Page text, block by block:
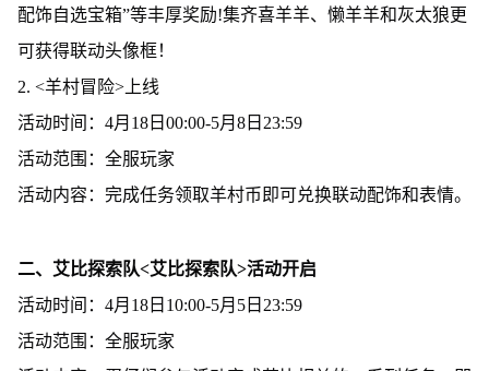
配饰自选宝箱”等丰厚奖励!集齐喜羊羊、懒羊羊和灰太狼更
可获得联动头像框！
2. <羊村冒险>上线
活动时间：4月18日00:00-5月8日23:59
活动范围：全服玩家
活动内容：完成任务领取羊村币即可兑换联动配饰和表情。
二、艾比探索队<艾比探索队>活动开启
活动时间：4月18日10:00-5月5日23:59
活动范围：全服玩家